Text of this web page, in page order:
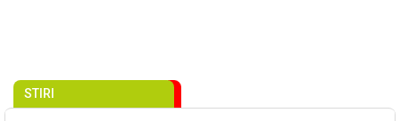
STIRI